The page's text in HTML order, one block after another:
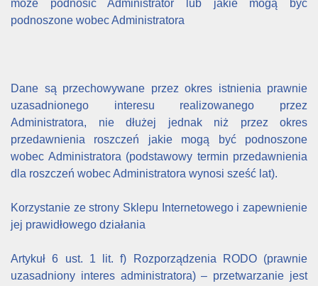
może podnosić Administrator lub jakie mogą być
podnoszone wobec Administratora
Dane są przechowywane przez okres istnienia prawnie
uzasadnionego interesu realizowanego przez
Administratora, nie dłużej jednak niż przez okres
przedawnienia roszczeń jakie mogą być podnoszone
wobec Administratora (podstawowy termin przedawnienia
dla roszczeń wobec Administratora wynosi sześć lat).
Korzystanie ze strony Sklepu Internetowego i zapewnienie
jej prawidłowego działania
Artykuł 6 ust. 1 lit. f) Rozporządzenia RODO (prawnie
uzasadniony interes administratora) – przetwarzanie jest